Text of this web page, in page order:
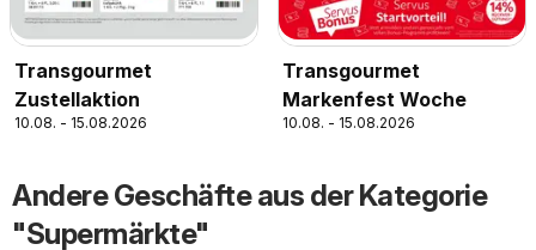
Transgourmet
Zustellaktion
10.08. - 15.08.2026
Transgourmet
Markenfest Woche
10.08. - 15.08.2026
Andere Geschäfte aus der Kategorie
"Supermärkte"